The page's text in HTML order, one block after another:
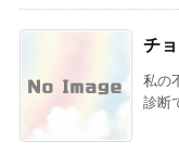
チ
私の
診断